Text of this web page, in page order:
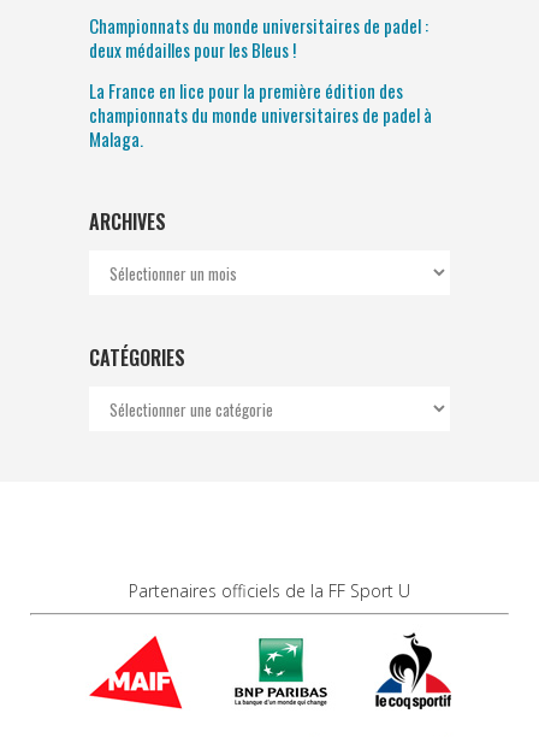
Championnats du monde universitaires de padel :
deux médailles pour les Bleus !
La France en lice pour la première édition des
championnats du monde universitaires de padel à
Malaga.
ARCHIVES
Archives
CATÉGORIES
Catégories
Partenaires officiels de la FF Sport U